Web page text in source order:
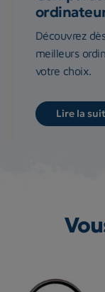
Découvrez
meilleurs
votre choix.
Lire la